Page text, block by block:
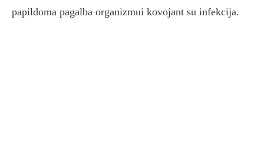
papildoma pagalba organizmui kovojant su infekcija.